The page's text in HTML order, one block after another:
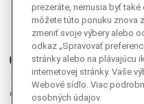
Facebook
Instagram
Ganjing
Youtube
Twitter
Telegram
prezeráte, nemusia byť
môžete túto ponuku znova
zmeniť svoje výbery alebo
odkaz „Spravovať
stránky alebo na plávajúcu
internetovej stránky. Vaše
Webové sídlo. Viac
osobných údajov.